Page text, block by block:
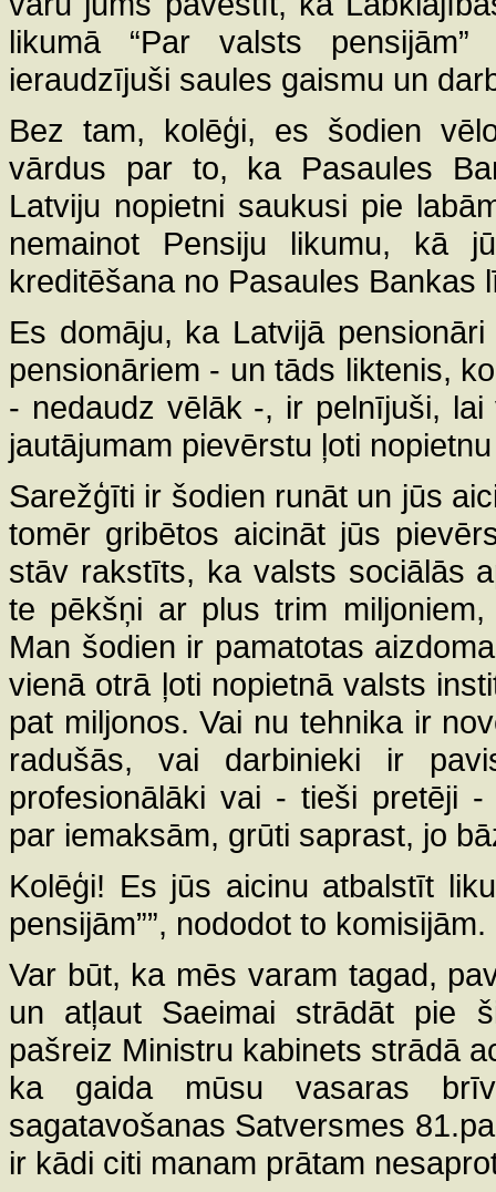
likumā “Par valsts
ieraudzījuši saules gaismu un
Bez tam, kolēģi, es šodien
vārdus par to, ka Pasaules
Latviju nopietni saukusi pie
nemainot Pensiju likumu, kā
kreditēšana no Pasaules Bankas
Es domāju, ka Latvijā
pensionāriem - un tāds liktenis,
- nedaudz vēlāk -, ir pelnījuši,
jautājumam pievērstu ļoti
Sarežģīti ir šodien runāt un jūs
tomēr gribētos aicināt jūs
stāv rakstīts, ka valsts sociālās
te pēkšņi ar plus trim
Man šodien ir pamatotas
vienā otrā ļoti nopietnā valsts
pat miljonos. Vai nu tehnika ir
radušās, vai darbinieki ir
profesionālāki vai - tieši pretēji
par iemaksām, grūti saprast, jo
Kolēģi! Es jūs aicinu atbalstīt
pensijām””, nododot to komisijām.
Var būt, ka mēs varam tagad,
un atļaut Saeimai strādāt pie
pašreiz Ministru kabinets strādā
ka gaida mūsu vasaras
sagatavošanas Satversmes
ir kādi citi manam prātam